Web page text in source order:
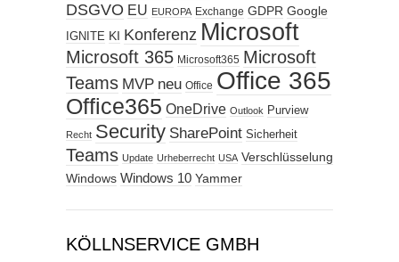
DSGVO EU EUROPA Exchange GDPR Google
IGNITE KI Konferenz Microsoft
Microsoft 365 Microsoft365 Microsoft
Teams MVP neu Office Office 365
Office365 OneDrive Outlook Purview
Recht Security SharePoint Sicherheit
Teams Update Urheberrecht USA Verschlüsselung
Windows Windows 10 Yammer
KÖLLNSERVICE GMBH